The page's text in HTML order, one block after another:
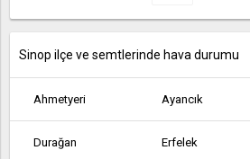
Sinop ilçe ve semtlerinde hava durumu
Ahmetyeri Ayancık
Durağan Erfelek